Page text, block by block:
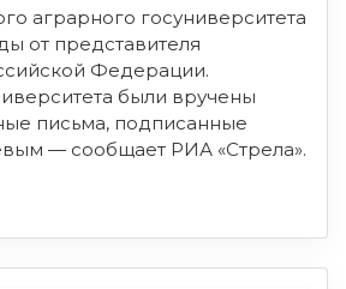
аграрного госуниверситета
от представителя
Федерации.
были вручены
письма, подписанные
— сообщает РИА «Стрела».